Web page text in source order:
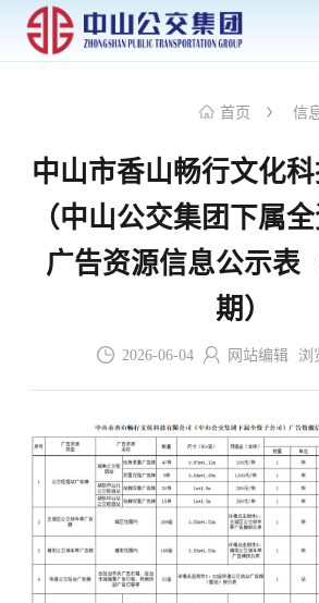
首页 信
中山市香山畅行文化科
（中山公交集团下属全
广告资源信息公示表
期）
2026-06-04 网站编辑 浏